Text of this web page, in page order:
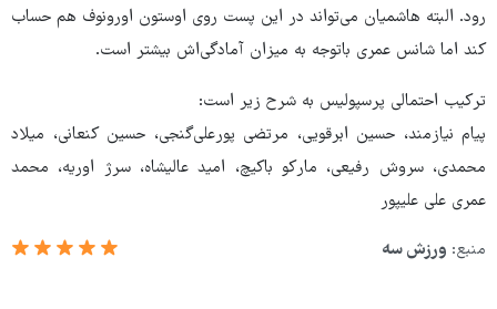
رود. البته هاشمیان می‌تواند در این پست روی اوستون اورونوف هم حساب
کند اما شانس عمری باتوجه به میزان آمادگی‌اش بیشتر است.
ترکیب احتمالی پرسپولیس به شرح زیر است:
پیام نیازمند، حسین ابرقویی، مرتضی پورعلی‌گنجی، حسین کنعانی، میلاد
محمدی، سروش رفیعی، مارکو باکیچ، امید عالیشاه، سرژ اوریه، محمد
عمری علی علیپور
منبع: ورزش سه